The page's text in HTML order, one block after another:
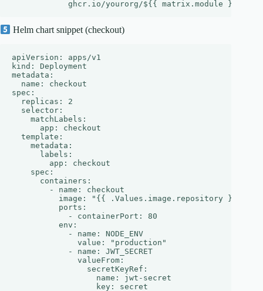
Helm chart snippet (checkout)
apiVersion: apps/v1
kind: Deployment
metadata:
  name: checkout
spec:
  replicas: 2
  selector:
    matchLabels:
      app: checkout
  template:
    metadata:
      labels:
        app: checkout
    spec:
      containers:
        - name: checkout
image: "{{ .Values.image.repository }}:{{
          ports:
            - containerPort: 80
          env:
            - name: NODE_ENV
              value: "production"
            - name: JWT_SECRET
              valueFrom:
                secretKeyRef:
                  name: jwt-secret